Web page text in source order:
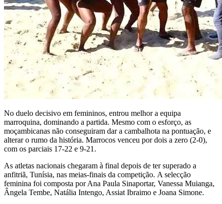
No duelo decisivo em femininos, entrou melhor a equipa
marroquina, dominando a partida. Mesmo com o esforço, as
moçambicanas não conseguiram dar a cambalhota na pontuação, e
alterar o rumo da história. Marrocos venceu por dois a zero (2-0),
com os parciais 17-22 e 9-21.
As atletas nacionais chegaram à final depois de ter superado a
anfitriã, Tunísia, nas meias-finais da competição. A selecção
feminina foi composta por Ana Paula Sinaportar, Vanessa Muianga,
Ângela Tembe, Natália Intengo, Assiat Ibraimo e Joana Simone.